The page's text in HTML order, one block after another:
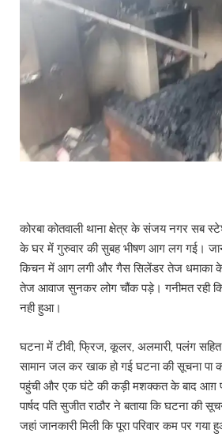
कोरबा कोतवाली थाना क्षेत्र के संजय नगर सब
के घर में गुरुवार की सुबह भीषण आग लग गई।
किचन में आग लगी और गैस सिलेंडर तेज धमाका
तेज आवाज सुनकर लोग चौंक पड़े। गनीमत रही
नही हुआ।
घटना में टीवी, फ्रिज, कूलर, अलमारी, पलंग
सामान जल कर खाक हो गई घटना की सूचना पा
पहुंची और एक घंटे की कड़ी मशक्कत के बाद आग़ पर
पार्षद पति सुजीत राठौर ने बताया कि घटना की
जहां जानकारी मिली कि पूरा परिवार कम पर